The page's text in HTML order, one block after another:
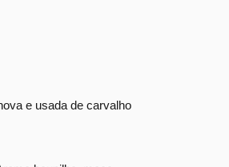
e usada de carvalho